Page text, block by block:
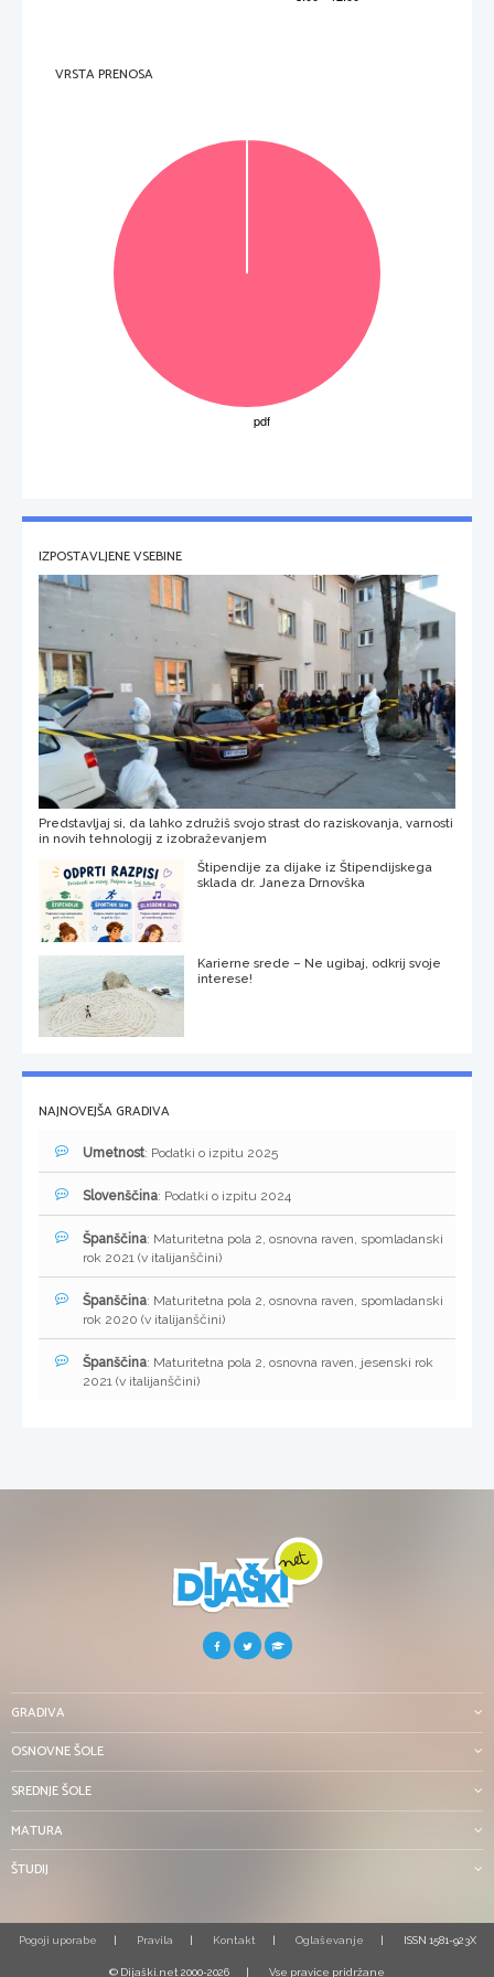
  ________________________________________
VRSTA PRENOSA
IZPOSTAVLJENE VSEBINE
Predstavljaj si, da lahko združiš svojo strast do raziskovanja, varnosti
in novih tehnologij z izobraževanjem
Štipendije za dijake iz Štipendijskega
sklada dr. Janeza Drnovška
Karierne srede – Ne ugibaj, odkrij svoje
interese!
NAJNOVEJŠA GRADIVA
Umetnost: Podatki o izpitu 2025
Slovenščina: Podatki o izpitu 2024
Španščina: Maturitetna pola 2, osnovna raven, spomladanski
rok 2021 (v italijanščini)
Španščina: Maturitetna pola 2, osnovna raven, spomladanski
rok 2020 (v italijanščini)
Španščina: Maturitetna pola 2, osnovna raven, jesenski rok
2021 (v italijanščini)
GRADIVA
OSNOVNE ŠOLE
SREDNJE ŠOLE
MATURA
ŠTUDIJ
Pogoji uporabe Pravila Kontakt Oglaševanje ISSN 1581-923X
© Dijaški.net 2000-2026 Vse pravice pridržane